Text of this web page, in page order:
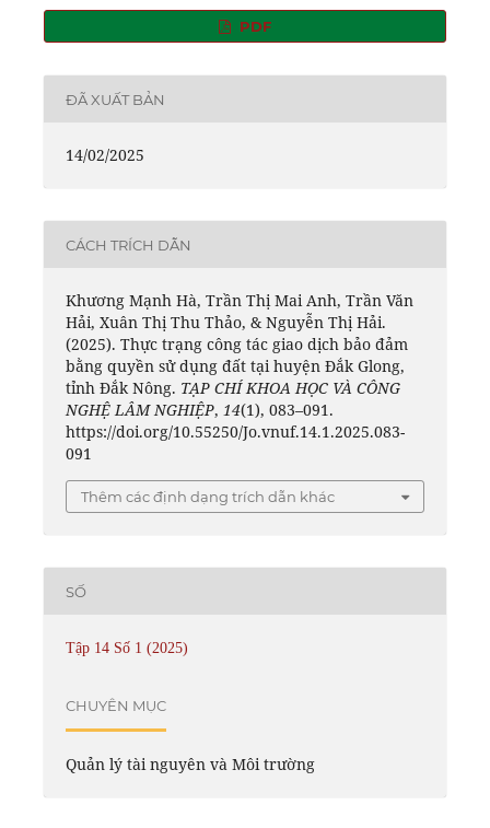
PDF
ĐÃ XUẤT BẢN
14/02/2025
CÁCH TRÍCH DẪN
Khương Mạnh Hà, Trần Thị Mai Anh, Trần Văn
Hải, Xuân Thị Thu Thảo, & Nguyễn Thị Hải.
(2025). Thực trạng công tác giao dịch bảo đảm
bằng quyền sử dụng đất tại huyện Đắk Glong,
tỉnh Đắk Nông. TẠP CHÍ KHOA HỌC VÀ CÔNG
NGHỆ LÂM NGHIỆP, 14(1), 083–091.
https://doi.org/10.55250/Jo.vnuf.14.1.2025.083-
091
Thêm các định dạng trích dẫn khác
SỐ
Tập 14 Số 1 (2025)
CHUYÊN MỤC
Quản lý tài nguyên và Môi trường